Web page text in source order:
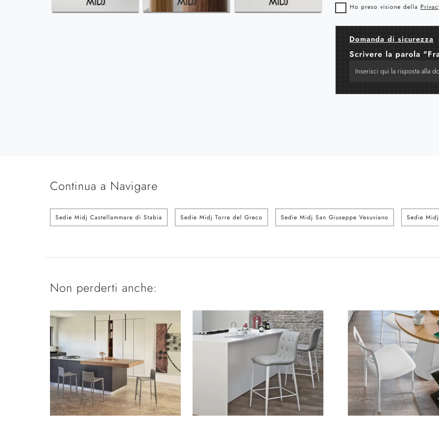
Ho preso visione della
Domanda di sicurezza
Scrivere la parola
Continua a Navigare
Sedie Midj Castellammare di Stabia Sedie Midj Torre del Greco Sedie Midj San Giuseppe Vesuviano Sedie
Non perderti anche: